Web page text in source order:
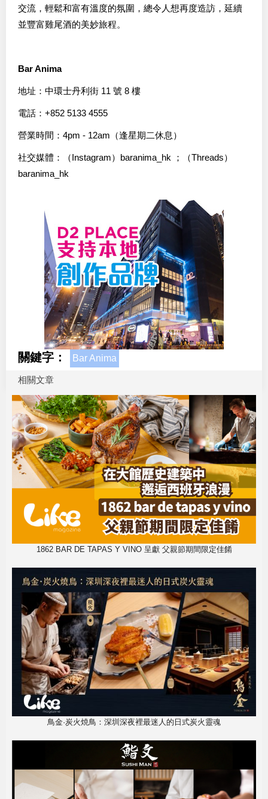
交流，輕鬆和富有溫度的氛圍，總令人想再度造訪，延續
並豐富雞尾酒的美妙旅程。
Bar Anima
地址：中環士丹利街 11 號 8 樓
電話：+852 5133 4555
營業時間：4pm - 12am（逢星期二休息）
社交媒體：（Instagram）baranima_hk ；（Threads）
baranima_hk
關鍵字： Bar Anima
相關文章
1862 BAR DE TAPAS Y VINO 呈獻 父親節期間限定佳餚
鳥金·炭火焼鳥：深圳深夜裡最迷人的日式炭火靈魂